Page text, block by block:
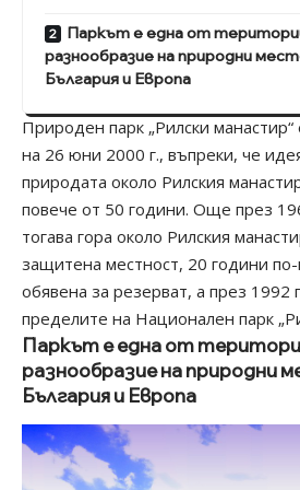
Паркът е една от
разнообразие на природни
България и Европа
Природен парк „Рилски манастир“
на 26 юни 2000 г., въпреки, че
природата около Рилския
повече от 50 години. Още през
тогава гора около Рилския
защитена местност, 20 години
обявена за резерват, а през 1992
пределите на Национален парк
Паркът е една от
разнообразие на природни
България и Европа